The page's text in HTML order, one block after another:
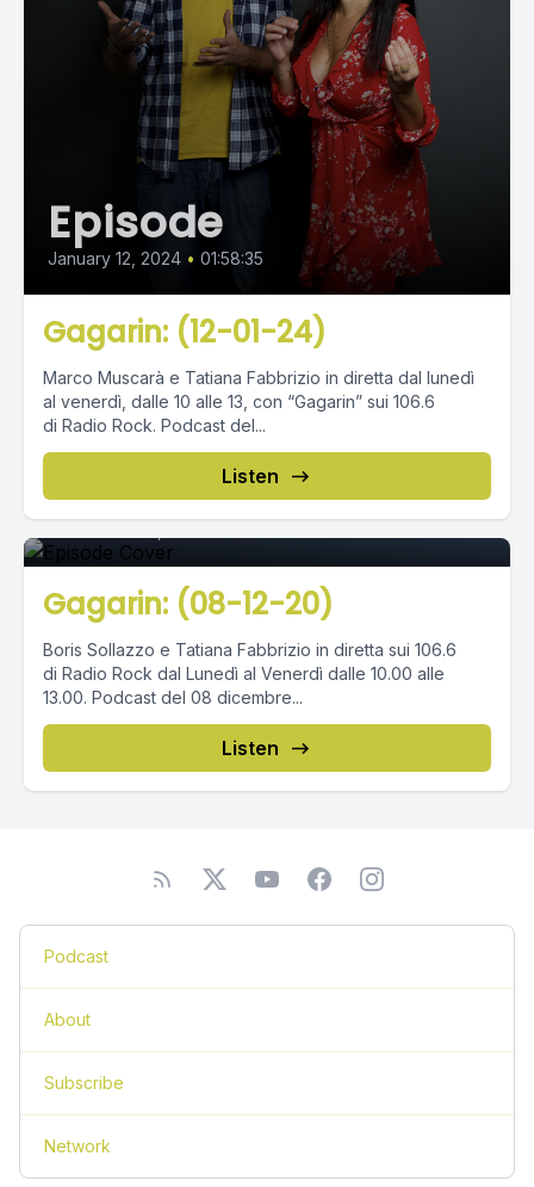
Episode
January 12, 2024 • 01:58:35
Gagarin: (12-01-24)
Marco Muscarà e Tatiana Fabbrizio in diretta dal lunedì
al venerdì, dalle 10 alle 13, con “Gagarin” sui 106.6
di Radio Rock. Podcast del...
Listen
Episode 0
Gagarin: (08-12-20)
Boris Sollazzo e Tatiana Fabbrizio in diretta sui 106.6
di Radio Rock dal Lunedì al Venerdì dalle 10.00 alle
13.00. Podcast del 08 dicembre...
Listen
Podcast
About
Subscribe
Network